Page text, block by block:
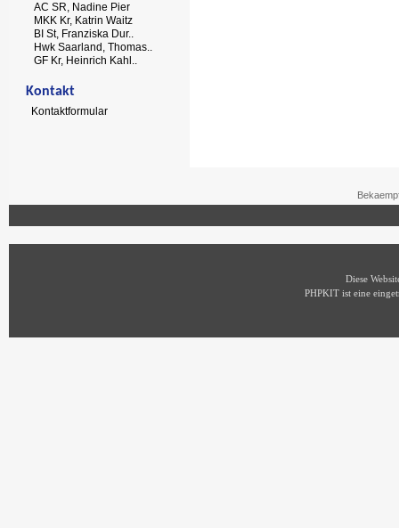
AC SR, Nadine Pier
MKK Kr, Katrin Waitz
BI St, Franziska Dur..
Hwk Saarland, Thomas..
GF Kr, Heinrich Kahl..
Kontakt
Kontaktformular
Diese
PHPKIT ist eine